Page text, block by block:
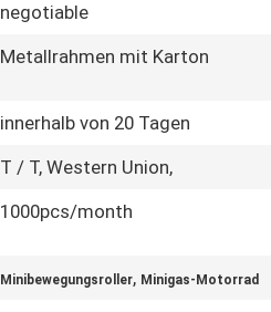
negotiable
Metallrahmen mit Karton
innerhalb von 20 Tagen
T / T, Western Union,
1000pcs/month
Minibewegungsroller, Minigas-Motorrad